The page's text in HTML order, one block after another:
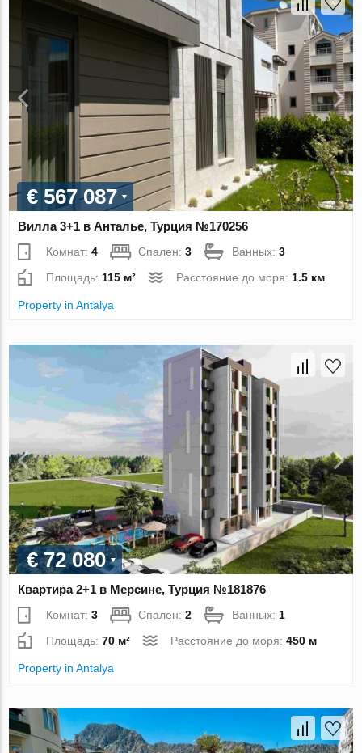
€ 567 087
Вилла 3+1 в Анталье, Турция №170256
Комнат:4 Спален:3 Ванных:3
Площадь:115 м² Расстояние до моря:1.5 км
Property in Antalya
€ 72 080
Квартира 2+1 в Мерсине, Турция №181876
Комнат:3 Спален:2 Ванных: 1
Площадь:70 м² Расстояние до моря:450 м
Property in Antalya